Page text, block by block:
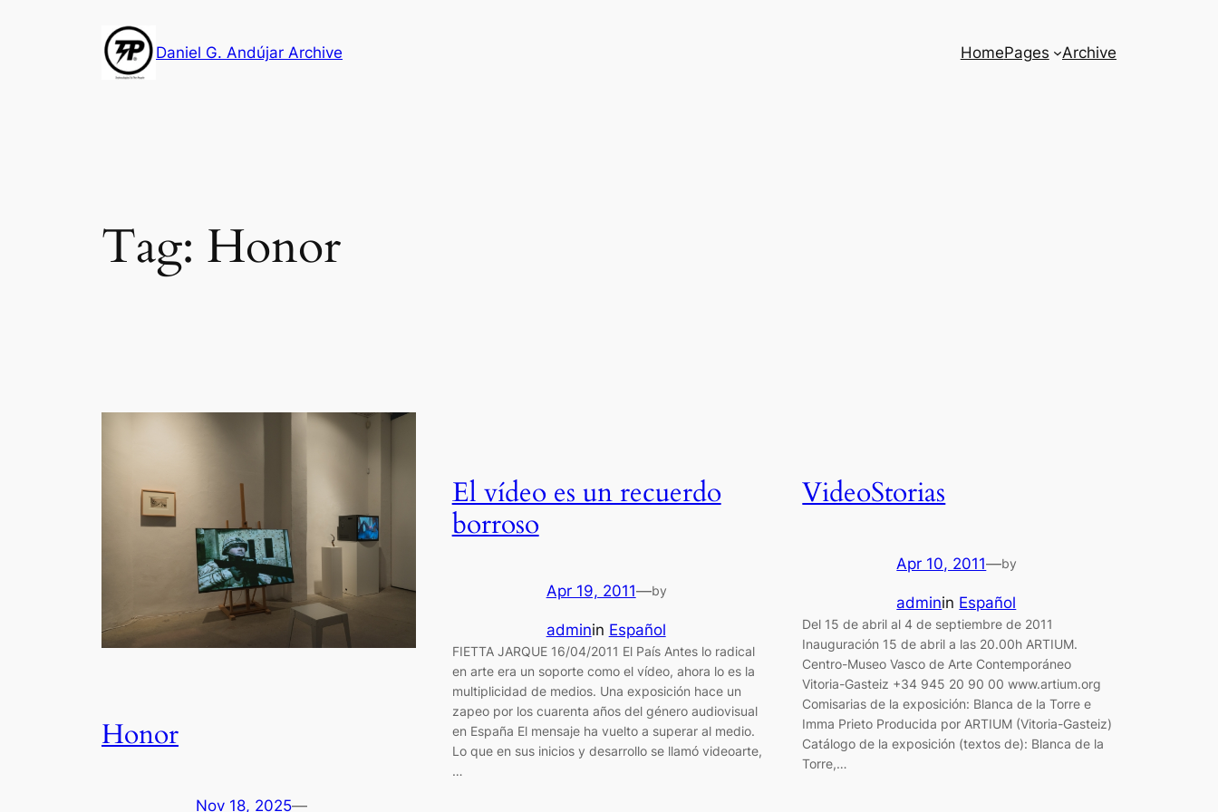
Daniel G. Andújar Archive HomePages Archive
Tag: Honor
Honor
Nov 18, 2025—
El vídeo es un recuerdo
borroso
Apr 19, 2011—by
adminin Español
FIETTA JARQUE 16/04/2011 El País Antes lo radical
en arte era un soporte como el vídeo, ahora lo es la
multiplicidad de medios. Una exposición hace un
zapeo por los cuarenta años del género audiovisual
en España El mensaje ha vuelto a superar al medio.
Lo que en sus inicios y desarrollo se llamó videoarte,
…
VideoStorias
Apr 10, 2011—by
adminin Español
Del 15 de abril al 4 de septiembre de 2011
Inauguración 15 de abril a las 20.00h ARTIUM.
Centro-Museo Vasco de Arte Contemporáneo
Vitoria-Gasteiz +34 945 20 90 00 www.artium.org
Comisarias de la exposición: Blanca de la Torre e
Imma Prieto Producida por ARTIUM (Vitoria-Gasteiz)
Catálogo de la exposición (textos de): Blanca de la
Torre,…